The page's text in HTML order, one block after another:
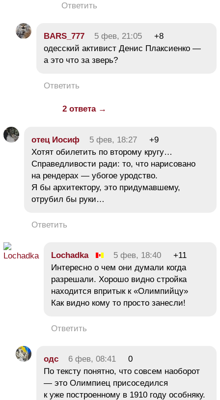
Ответить
BARS_777 5 фев, 21:05
+8
одесский активист Денис Плаксиенко —
а это что за зверь?
Ответить
2 ответа →
отец Иосиф 5 фев, 18:27
+9
Хотят обилетить по второму кругу…
Справедливости ради: то, что нарисовано
на рендерах — убогое уродство.
Я бы архитектору, это придумавшему,
отрубил бы руки…
Ответить
Lochadka 5 фев, 18:40
+11
Интересно о чем они думали когда
разрешали. Хорошо видно стройка
находится впритык к «Олимпийцу»
Как видно кому то просто занесли!
Ответить
одс 6 фев, 08:41
0
По тексту понятно, что совсем наоборот
— это Олимпиец присоседился
к уже построенному в 1910 году особняку.